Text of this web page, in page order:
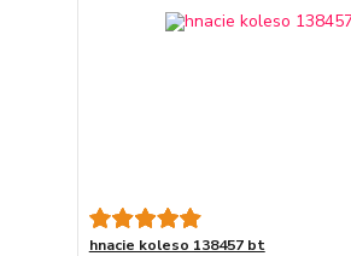
hnacie koleso 138457 bt